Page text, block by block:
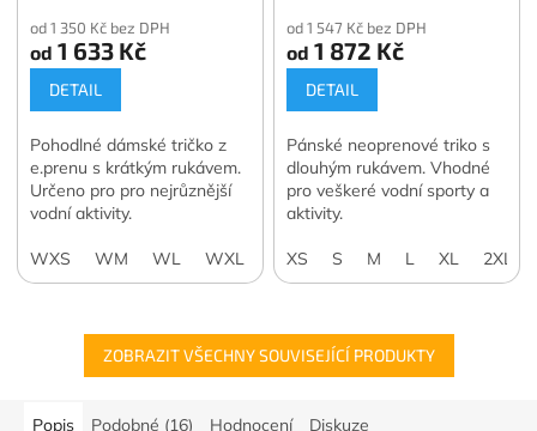
od 1 350 Kč bez DPH
od 1 633 Kč
DETAIL
Pohodlné dámské tričko z
e.prenu s krátkým rukávem.
Určeno pro pro nejrůznější
vodní aktivity.
WXS WM WL WXL W2XL
od 1 547 Kč bez DPH
od 1 872 Kč
DETAIL
Pánské neoprenové triko s
dlouhým rukávem. Vhodné
pro veškeré vodní sporty a
aktivity.
XS S M L XL 2XL
ZOBRAZIT VŠECHNY SOUVISEJÍCÍ PRODUKTY
Popis Podobné (16) Hodnocení Diskuze